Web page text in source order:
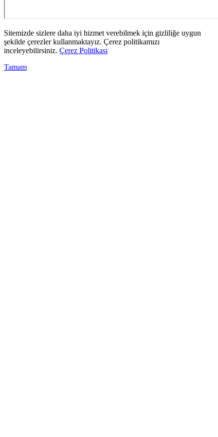
Sitemizde sizlere daha iyi hizmet verebilmek için gizliliğe uygun
şekilde çerezler kullanmaktayız. Çerez politikamızı
inceleyebilirsiniz. Çerez Politikası
Tamam